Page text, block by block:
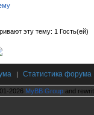
эту тему: 1 Гость(ей)
| Статистика форума
2026 MyBB Group and